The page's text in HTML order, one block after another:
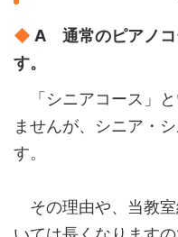
◆ A 通常のピアノコ
す。
「シニアコース」
ませんが、シニア・
す。
その理由や、当教